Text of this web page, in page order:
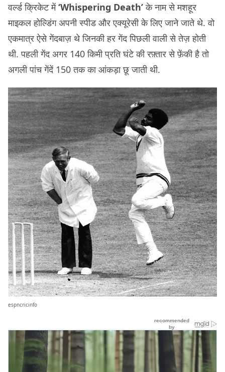
वर्ल्ड क्रिकेट में‘Whispering Death’के नाम से मशहूर
माइकल होल्डिंग अपनी स्पीड और एक्यूरेसी के लिए जाने जाते थे. वो
एकमात्र ऐसे गेंदबाज़ थे जिनकी हर गेंद पिछली वाली से तेज़ होती
थी. पहली गेंद अगर 140 किमी प्रति घंटे की रफ़्तार से फ़ेंकी है तो
अगली पांच गेंदें 150 तक का आंकड़ा छू जाती थी.
espncricinfo